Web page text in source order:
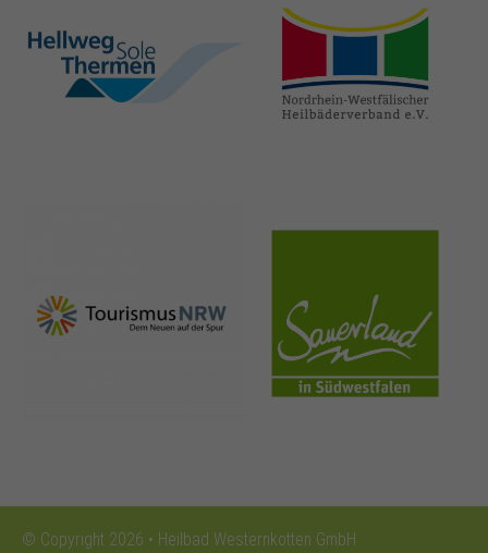
hellweg-sole-
thermen.de
heilbaeder.de
nrw-
tourismus.de
sauerland.co
m
© Copyright 2026 • Heilbad Westernkotten GmbH